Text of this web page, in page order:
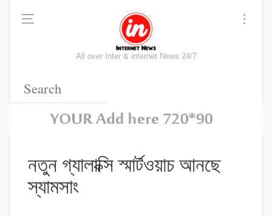
All over Inter & internet News 24/7
নতুন গ্যালাক্সি স্মার্টওয়াচ আনছে
স্যামসাং